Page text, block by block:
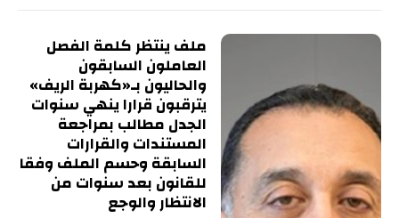
ملف ينتظر كلمة الفصل
العاملون السابقون
والحاليون بـ«كهربة الريف»
يترقبون قرارا ينهي سنوات
الجدل مطالب بمراجعة
المستندات والقرارات
السابقة وحسم الملف وفقا
للقانون بعد سنوات من
الانتظار والوجع